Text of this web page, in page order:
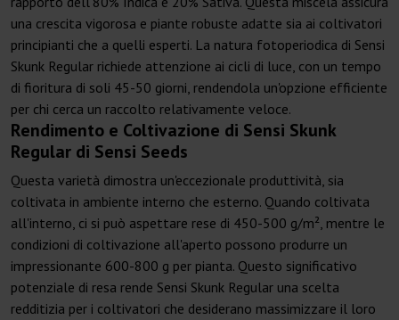
una crescita vigorosa e piante robuste adatte sia ai coltivatori
principianti che a quelli esperti. La natura fotoperiodica di Sensi
Skunk Regular richiede attenzione ai cicli di luce, con un tempo
di fioritura di soli 45-50 giorni, rendendola un'opzione efficiente
per chi cerca un raccolto relativamente veloce.
Rendimento e Coltivazione di Sensi Skunk
Regular di Sensi Seeds
Questa varietà dimostra un'eccezionale produttività, sia
coltivata in ambiente interno che esterno. Quando coltivata
all'interno, ci si può aspettare rese di 450-500 g/m², mentre le
condizioni di coltivazione all'aperto possono produrre un
impressionante 600-800 g per pianta. Questo significativo
potenziale di resa rende Sensi Skunk Regular una scelta
redditizia per i coltivatori che desiderano massimizzare il loro